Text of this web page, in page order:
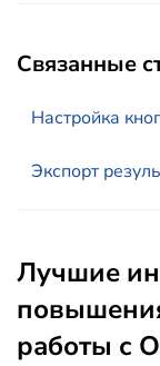
Связанные
Настройка
Экспорт
Лучшие
работы с